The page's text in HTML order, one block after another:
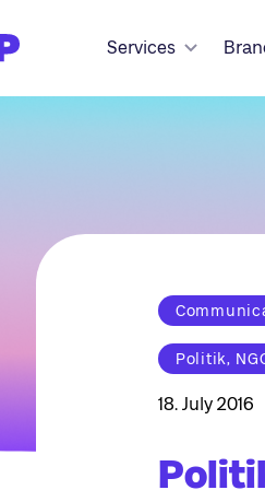
Services
Politik,
18. July 2016